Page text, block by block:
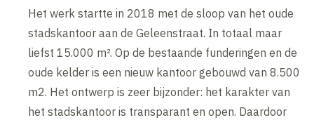
Het werk startte in 2018 met de sloop van het oude
stadskantoor aan de Geleenstraat. In totaal maar
liefst 15.000 m². Op de bestaande funderingen en de
oude kelder is een nieuw kantoor gebouwd van 8.500
m2. Het ontwerp is zeer bijzonder: het karakter van
het stadskantoor is transparant en open. Daardoor